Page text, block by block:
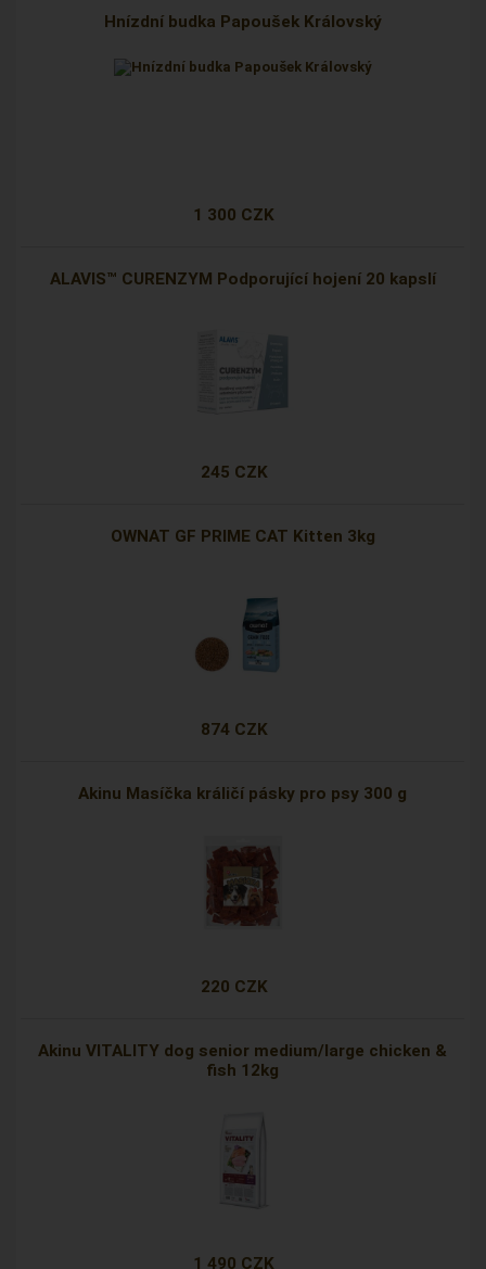
Hnízdní budka Papoušek Královský
1 300 CZK
ALAVIS™ CURENZYM Podporující hojení 20 kapslí
245 CZK
OWNAT GF PRIME CAT Kitten 3kg
874 CZK
Akinu Masíčka králičí pásky pro psy 300 g
220 CZK
Akinu VITALITY dog senior medium/large chicken &
fish 12kg
1 490 CZK